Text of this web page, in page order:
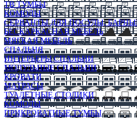
ТВ ТУМБЫ
КОМОДЫ
СЕРВАНТЫ ДЛЯ ПОСУДЫ,
БЕСКАРКАСНАЯ МЕБЕЛЬ
МЯГКАЯ МЕБЕЛЬ
СПАЛЬНЯ
ИНТЕРЬЕРЫ СПАЛЬНИ
МОДУЛЬНЫЕ СПАЛЬНИ
КРОВАТИ
МАТРАСЫ
ТУАЛЕТНЫЕ СТОЛИКИ
КОМОДЫ
ПРИКРОВАТНЫЕ ТУМБЫ